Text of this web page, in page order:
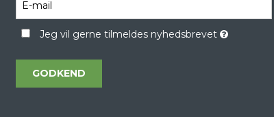
Jeg vil gerne tilmeldes nyhedsbrevet
GODKEND